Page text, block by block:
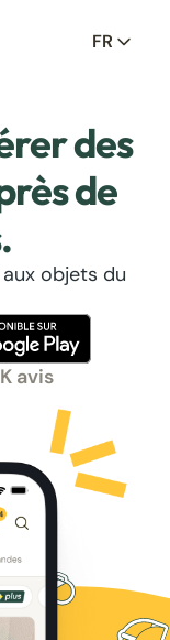
FR
des
de
objets du
avis